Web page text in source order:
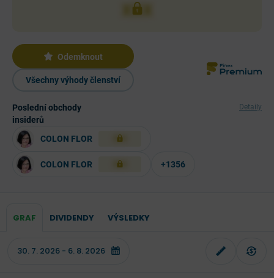
XXX
Odemknout
Všechny výhody členství
Poslední obchody
insiderů
Detaily
COLON FLOR XXX
COLON FLOR XXX +1356
GRAF DIVIDENDY VÝSLEDKY